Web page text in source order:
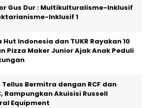
Gus Dur : Multikulturalisme-Inklusif
Inklusif 1
Hut Indonesia dan TUKR Rayakan 10
Pizza Maker Junior Ajak Anak Peduli
Tellus Bermitra dengan RCF dan
Rampungkan Akuisisi Russell
Equipment